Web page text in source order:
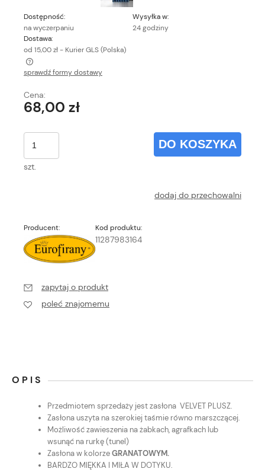
Dostępność:
na wyczerpaniu
Wysyłka w:
24 godziny
Dostawa:
od 15,00 zł- Kurier GLS(Polska)
Cena nie zawiera ewentualnych kosztów płatności
sprawdź formy dostawy
Cena:
68,00 zł
szt.
DO KOSZYKA
dodaj do przechowalni
Producent: Kod produktu:
11287983164
zapytaj o produkt
poleć znajomemu
OPIS
Przedmiotem sprzedaży jest zasłona VELVET PLUSZ.
Zasłona uszyta na szerokiej taśmie równo marszczącej.
Możliwość zawieszenia na żabkach, agrafkach lub
wsunąć na rurkę (tunel)
Zasłona w kolorzeGRANATOWYM.
BARDZO MIĘKKA I MIŁA W DOTYKU.